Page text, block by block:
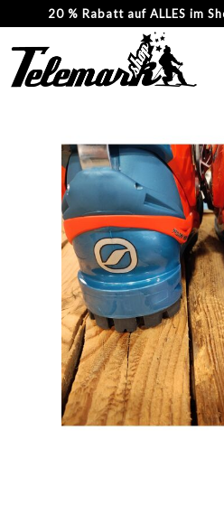
20 % Rabatt auf ALLES im